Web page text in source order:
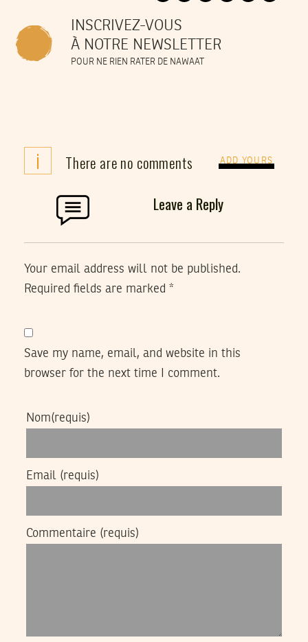
INSCRIVEZ-VOUS
À NOTRE NEWSLETTER
POUR NE RIEN RATER DE NAWAAT
i There are no comments ADD YOURS
Leave a Reply
Your email address will not be published.
Required fields are marked *
Save my name, email, and website in this
browser for the next time I comment.
Nom(requis)
Email (requis)
Commentaire (requis)